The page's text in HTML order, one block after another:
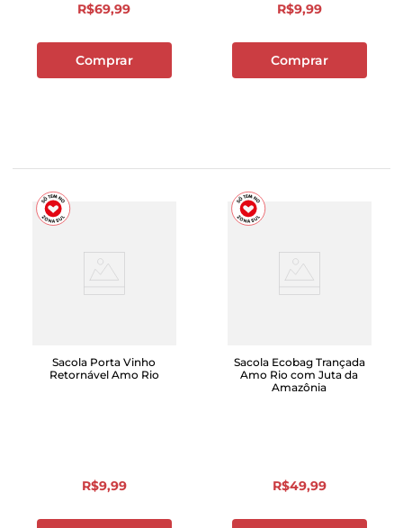
R$69,99
Comprar
R$9,99
Comprar
Sacola Porta Vinho
Retornável Amo Rio
R$9,99
Sacola Ecobag Trançada
Amo Rio com Juta da
Amazônia
R$49,99